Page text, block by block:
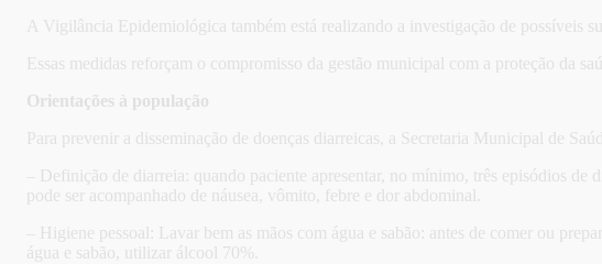
A Vigilância Epidemiológica também está realizando a investigação de possíveis
Essas medidas reforçam o compromisso da gestão municipal com a proteção da
Orientações à população
Para prevenir a disseminação de doenças diarreicas, a Secretaria Municipal de
– Definição de diarreia: quando paciente apresentar, no mínimo, três episódios
pode ser acompanhado de náusea, vômito, febre e dor abdominal.
– Higiene pessoal: Lavar bem as mãos com água e sabão: antes de comer ou
água e sabão, utilizar álcool 70%.